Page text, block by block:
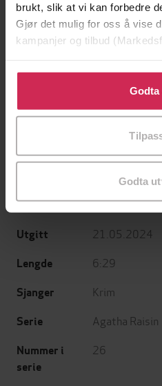
brukt, slik at vi kan forbedre
Gjør det mulig for oss å vise
kampanjer og tilbud
Klikk på «Godta alle» for å gi
bruke cookies for alle disse
tilpasse ditt samtykke til
Godta
Godta
199,-
Jo Nesbø
Forfattere M.C. Beaton
(innleser)
Forlag Little, Brown
Utgitt 21.05.2024
Lengde 6:29
Sjanger Krim
Serie Agatha Raisin
Nummer i
serie
26